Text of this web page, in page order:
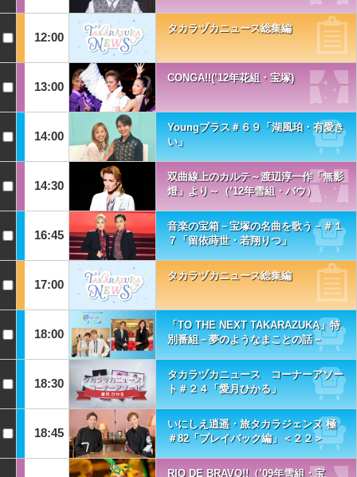
12:00
タカラヅカニュース総集編
13:00
CONGA!!(’12年花組・宝塚)
14:00
Youngプラス＃６９「湖風珀・有愛き
い」
14:30
双曲線上のカルテ～渡辺淳一作「無影
燈」より～（’12年雪組・バウ）
16:45
音楽の宝箱－宝塚の名曲を歌う－＃１
７「留依蒔世・若翔りつ」
17:00
タカラヅカニュース総集編
18:00
「TO THE NEXT TAKARAZUKA」特
別番組－夢のようなまことの話－
18:30
タカラヅカニュース コーナーアソー
ト＃２４「愛月ひかる」
18:45
いにしえ逍遥・旅タカラジェンヌ 極
＃82「プレイバック編」＜２２＞
RIO DE BRAVO!!（’09年雪組・宝